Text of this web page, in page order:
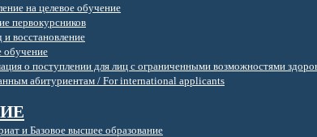
на целевое обучение
первокурсников
и восстановление
обучение
о поступлении для лиц с ограниченными возможностями
абитуриентам / For international applicants
и Базовое высшее образование